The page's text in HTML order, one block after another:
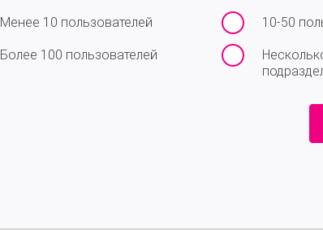
Менее 10 пользователей 10-50
Более 100 пользователей